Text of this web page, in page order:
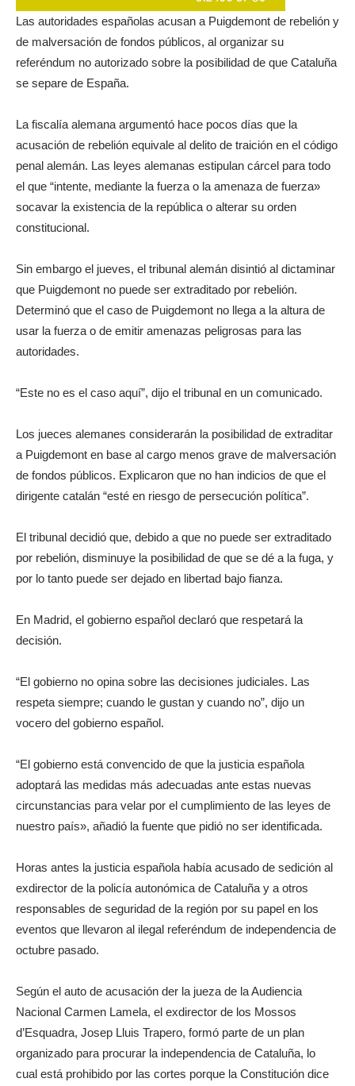
Las autoridades españolas acusan a Puigdemont de rebelión y
de malversación de fondos públicos, al organizar su
referéndum no autorizado sobre la posibilidad de que Cataluña
se separe de España.
La fiscalía alemana argumentó hace pocos días que la
acusación de rebelión equivale al delito de traición en el código
penal alemán. Las leyes alemanas estipulan cárcel para todo
el que “intente, mediante la fuerza o la amenaza de fuerza»
socavar la existencia de la república o alterar su orden
constitucional.
Sin embargo el jueves, el tribunal alemán disintió al dictaminar
que Puigdemont no puede ser extraditado por rebelión.
Determinó que el caso de Puigdemont no llega a la altura de
usar la fuerza o de emitir amenazas peligrosas para las
autoridades.
“Este no es el caso aquí”, dijo el tribunal en un comunicado.
Los jueces alemanes considerarán la posibilidad de extraditar
a Puigdemont en base al cargo menos grave de malversación
de fondos públicos. Explicaron que no han indicios de que el
dirigente catalán “esté en riesgo de persecución política”.
El tribunal decidió que, debido a que no puede ser extraditado
por rebelión, disminuye la posibilidad de que se dé a la fuga, y
por lo tanto puede ser dejado en libertad bajo fianza.
En Madrid, el gobierno español declaró que respetará la
decisión.
“El gobierno no opina sobre las decisiones judiciales. Las
respeta siempre; cuando le gustan y cuando no”, dijo un
vocero del gobierno español.
“El gobierno está convencido de que la justicia española
adoptará las medidas más adecuadas ante estas nuevas
circunstancias para velar por el cumplimiento de las leyes de
nuestro país», añadió la fuente que pidió no ser identificada.
Horas antes la justicia española había acusado de sedición al
exdirector de la policía autonómica de Cataluña y a otros
responsables de seguridad de la región por su papel en los
eventos que llevaron al ilegal referéndum de independencia de
octubre pasado.
Según el auto de acusación der la jueza de la Audiencia
Nacional Carmen Lamela, el exdirector de los Mossos
d’Esquadra, Josep Lluis Trapero, formó parte de un plan
organizado para procurar la independencia de Cataluña, lo
cual está prohibido por las cortes porque la Constitución dice